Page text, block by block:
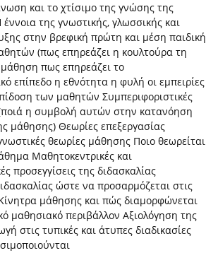
και το χτίσιμο της γνώσης της
της γνωστικής, γλωσσικής και
στην βρεφική πρώτη και μέση παιδική
(πως επηρεάζει η κουλτούρα τη
μάθηση πως επηρεάζει το
επίπεδο η εθνότητα η φυλή οι εμπειρίες
των μαθητών Συμπεριφοριστικές
η συμβολή αυτών στην κατανόηση
μάθησης) Θεωρίες επεξεργασίας
θεωρίες μάθησης Ποιο θεωρείται
Μαθητοκεντρικές και
προσεγγίσεις της διδασκαλίας
ώστε να προσαρμόζεται στις
μάθησης και πώς διαμορφώνεται
μαθησιακό περιβάλλον Αξιολόγηση της
στις τυπικές και άτυπες διαδικασίες